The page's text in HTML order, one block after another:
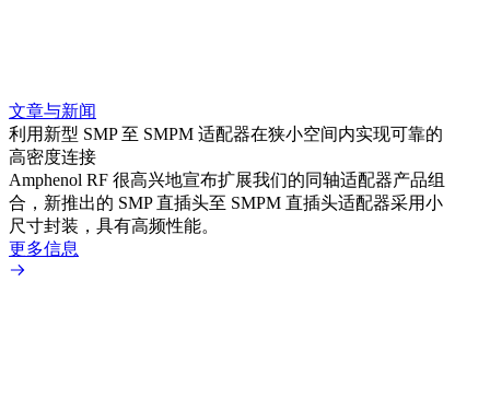
文章与新闻
利用新型 SMP 至 SMPM 适配器在狭小空间内实现可靠的
高密度连接
Amphenol RF 很高兴地宣布扩展我们的同轴适配器产品组
合，新推出的 SMP 直插头至 SMPM 直插头适配器采用小
尺寸封装，具有高频性能。
更多信息